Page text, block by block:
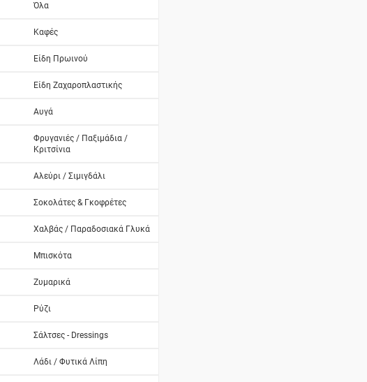
Όλα
Καφές
Είδη Πρωινού
Είδη Ζαχαροπλαστικής
Αυγά
Φρυγανιές / Παξιμάδια /
Κριτσίνια
Αλεύρι / Σιμιγδάλι
Σοκολάτες & Γκοφρέτες
Χαλβάς / Παραδοσιακά Γλυκά
Μπισκότα
Ζυμαρικά
Ρύζι
Σάλτσες - Dressings
Λάδι / Φυτικά Λίπη